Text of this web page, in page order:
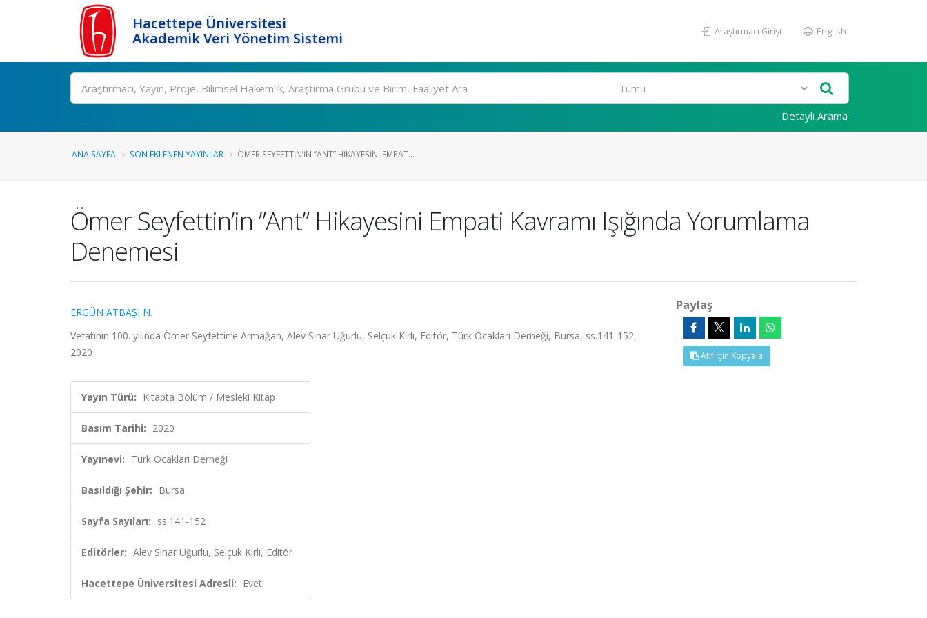
Hacettepe Üniversitesi
Akademik Veri Yönetim Sistemi
Araştırmacı Girişi English
Ara
Detaylı Arama
ANA SAYFA SON EKLENEN YAYINLAR ÖMER SEYFETTIN’IN ”ANT” HIKAYESINI EMPAT...
Ömer Seyfettin’in ”Ant” Hikayesini Empati Kavramı Işığında Yorumlama
Denemesi
ERGÜN ATBAŞI N.
Vefatının 100. yılında Ömer Seyfettin’e Armağan, Alev Sınar Uğurlu, Selçuk Kırlı, Editör, Türk Ocakları Derneği, Bursa, ss.141-152,
2020
Yayın Türü: Kitapta Bölüm / Mesleki Kitap
Basım Tarihi: 2020
Yayınevi: Türk Ocakları Derneği
Basıldığı Şehir: Bursa
Sayfa Sayıları: ss.141-152
Editörler: Alev Sınar Uğurlu, Selçuk Kırlı, Editör
Hacettepe Üniversitesi Adresli: Evet
Paylaş
Atıf İçin Kopyala